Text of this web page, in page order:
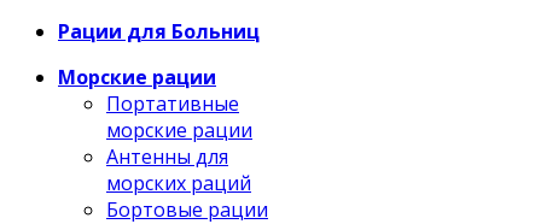
Рации для Больниц
Морские рации
Портативные
морские рации
Антенны для
морских раций
Бортовые рации